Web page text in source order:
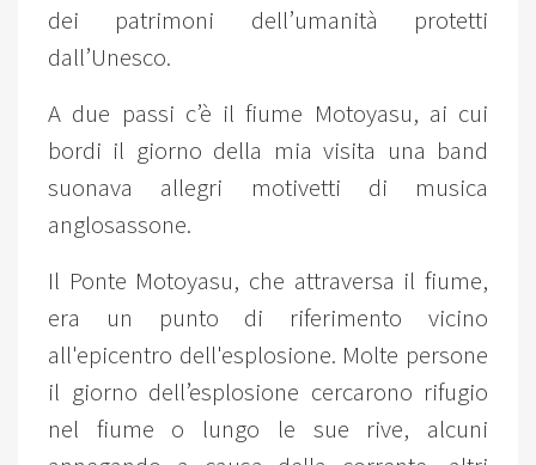
dei patrimoni dell’umanità protetti
dall’Unesco.
A due passi c’è il fiume Motoyasu, ai cui
bordi il giorno della mia visita una band
suonava allegri motivetti di musica
anglosassone.
Il Ponte Motoyasu, che attraversa il fiume,
era un punto di riferimento vicino
all'epicentro dell'esplosione. Molte persone
il giorno dell’esplosione cercarono rifugio
nel fiume o lungo le sue rive, alcuni